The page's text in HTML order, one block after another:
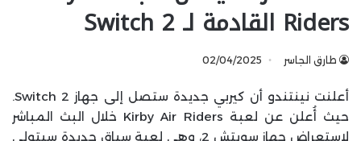
Riders القادمة لـ Switch 2
طارق الجاسر 02/04/2025
أعلنت نينتندو أن كيربي جديدة ستصل إلى جهاز Switch 2.
حيث أُعلن عن لعبة Kirby Air Riders خلال البث المباشر
لاستعراض جهاز سويتش 2، وهي لعبة سباق جديدة سيتولى